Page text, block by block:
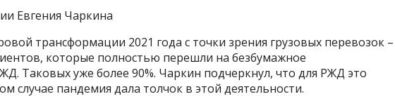
Евгения Чаркина
трансформации 2021 года с точки зрения грузовых перевозок –
которые полностью перешли на безбумажное
Таковых уже более 90%. Чаркин подчеркнул, что для РЖД это
случае пандемия дала толчок в этой деятельности.